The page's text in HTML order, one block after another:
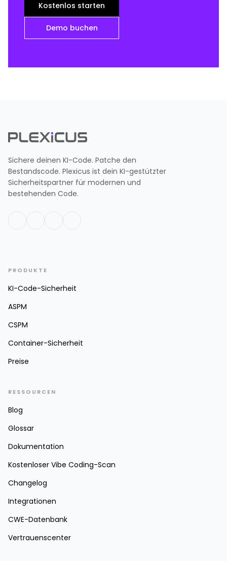
Kostenlos starten
Demo buchen
Sichere deinen KI-Code. Patche den
Bestandscode. Plexicus ist dein KI-gestützter
Sicherheitspartner für modernen und
bestehenden Code.
PRODUKTE
KI-Code-Sicherheit
ASPM
CSPM
Container-Sicherheit
Preise
RESSOURCEN
Blog
Glossar
Dokumentation
Kostenloser Vibe Coding-Scan
Changelog
Integrationen
CWE-Datenbank
Vertrauenscenter